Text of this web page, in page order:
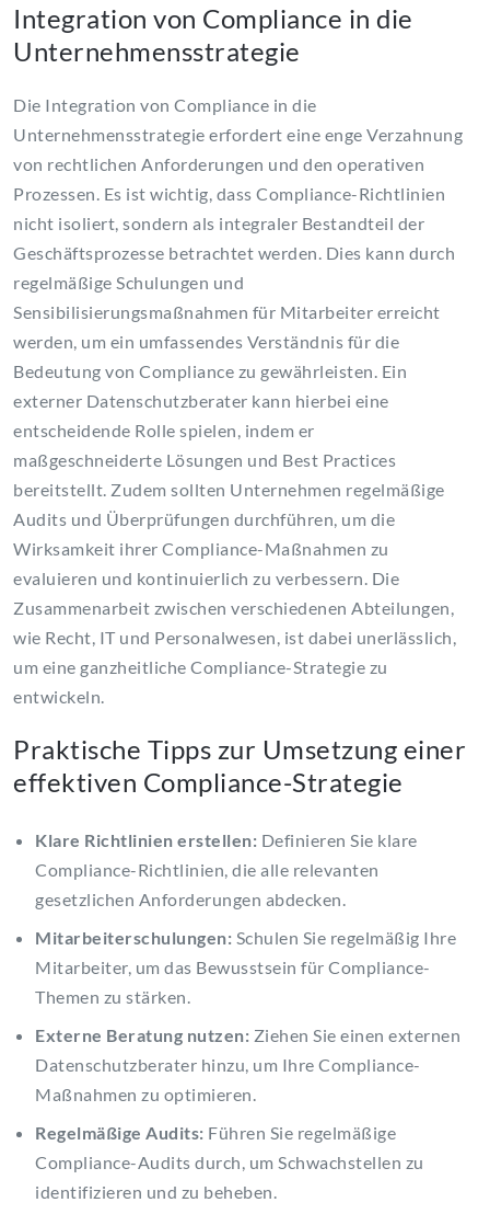
Integration von Compliance in die
Unternehmensstrategie
Die Integration von Compliance in die
Unternehmensstrategie erfordert eine enge Verzahnung
von rechtlichen Anforderungen und den operativen
Prozessen. Es ist wichtig, dass Compliance-Richtlinien
nicht isoliert, sondern als integraler Bestandteil der
Geschäftsprozesse betrachtet werden. Dies kann durch
regelmäßige Schulungen und
Sensibilisierungsmaßnahmen für Mitarbeiter erreicht
werden, um ein umfassendes Verständnis für die
Bedeutung von Compliance zu gewährleisten. Ein
externer Datenschutzberater kann hierbei eine
entscheidende Rolle spielen, indem er
maßgeschneiderte Lösungen und Best Practices
bereitstellt. Zudem sollten Unternehmen regelmäßige
Audits und Überprüfungen durchführen, um die
Wirksamkeit ihrer Compliance-Maßnahmen zu
evaluieren und kontinuierlich zu verbessern. Die
Zusammenarbeit zwischen verschiedenen Abteilungen,
wie Recht, IT und Personalwesen, ist dabei unerlässlich,
um eine ganzheitliche Compliance-Strategie zu
entwickeln.
Praktische Tipps zur Umsetzung einer
effektiven Compliance-Strategie
Klare Richtlinien erstellen: Definieren Sie klare
Compliance-Richtlinien, die alle relevanten
gesetzlichen Anforderungen abdecken.
Mitarbeiterschulungen: Schulen Sie regelmäßig Ihre
Mitarbeiter, um das Bewusstsein für Compliance-
Themen zu stärken.
Externe Beratung nutzen: Ziehen Sie einen externen
Datenschutzberater hinzu, um Ihre Compliance-
Maßnahmen zu optimieren.
Regelmäßige Audits: Führen Sie regelmäßige
Compliance-Audits durch, um Schwachstellen zu
identifizieren und zu beheben.